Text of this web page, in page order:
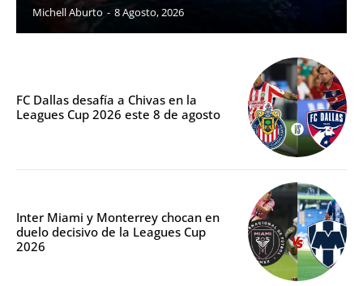
Michell Aburto - 8 Agosto, 2026
FC Dallas desafía a Chivas en la
Leagues Cup 2026 este 8 de agosto
Inter Miami y Monterrey chocan en
duelo decisivo de la Leagues Cup
2026